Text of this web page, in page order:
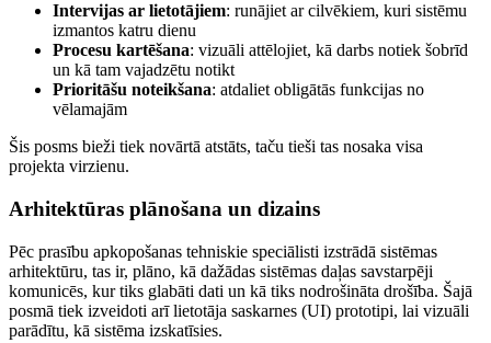
Intervijas ar lietotājiem: runājiet ar cilvēkiem, kuri sistēmu
izmantos katru dienu
Procesu kartēšana: vizuāli attēlojiet, kā darbs notiek šobrīd
un kā tam vajadzētu notikt
Prioritāšu noteikšana: atdaliet obligātās funkcijas no
vēlamajām
Šis posms bieži tiek novārtā atstāts, taču tieši tas nosaka visa
projekta virzienu.
Arhitektūras plānošana un dizains
Pēc prasību apkopošanas tehniskie speciālisti izstrādā sistēmas
arhitektūru, tas ir, plāno, kā dažādas sistēmas daļas savstarpēji
komunicēs, kur tiks glabāti dati un kā tiks nodrošināta drošība. Šajā
posmā tiek izveidoti arī lietotāja saskarnes (UI) prototipi, lai vizuāli
parādītu, kā sistēma izskatīsies.